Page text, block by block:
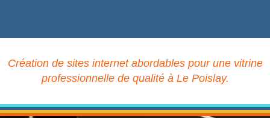
Création de sites internet abordables pour une vitrine
professionnelle de qualité à Le Poislay.